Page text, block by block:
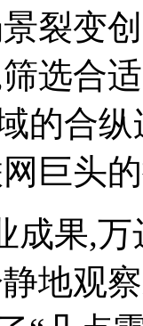
裂变
选合
的合
巨头
成果,
地观